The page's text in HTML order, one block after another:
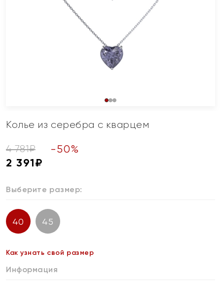
Колье из серебра с кварцем
4 781₽ -50%
2 391₽
Выберите размер:
40 45
Как узнать свой размер
Информация